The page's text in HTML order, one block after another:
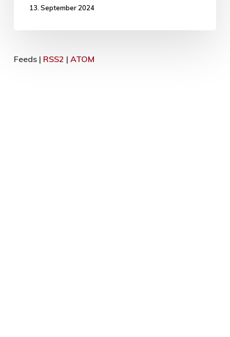
13. September 2024
Feeds | RSS2 | ATOM